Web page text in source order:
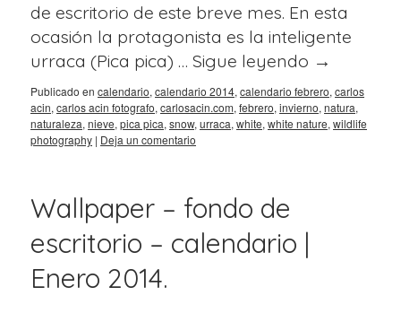
de escritorio de este breve mes. En esta
ocasión la protagonista es la inteligente
urraca (Pica pica) … Sigue leyendo →
Publicado en calendario, calendario 2014, calendario febrero, carlos
acin, carlos acin fotografo, carlosacin.com, febrero, invierno, natura,
naturaleza, nieve, pica pica, snow, urraca, white, white nature, wildlife
photography | Deja un comentario
Wallpaper – fondo de
escritorio – calendario |
Enero 2014.